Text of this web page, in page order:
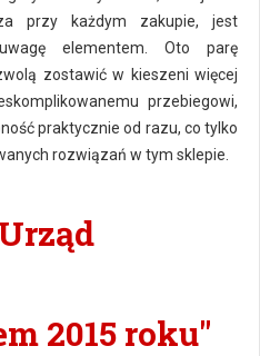
przy każdym zakupie, jest
elementem. Oto parę
zostawić w kieszeni więcej
przebiegowi,
praktycznie od razu, co tylko
rozwiązań w tym sklepie.
2015 roku"